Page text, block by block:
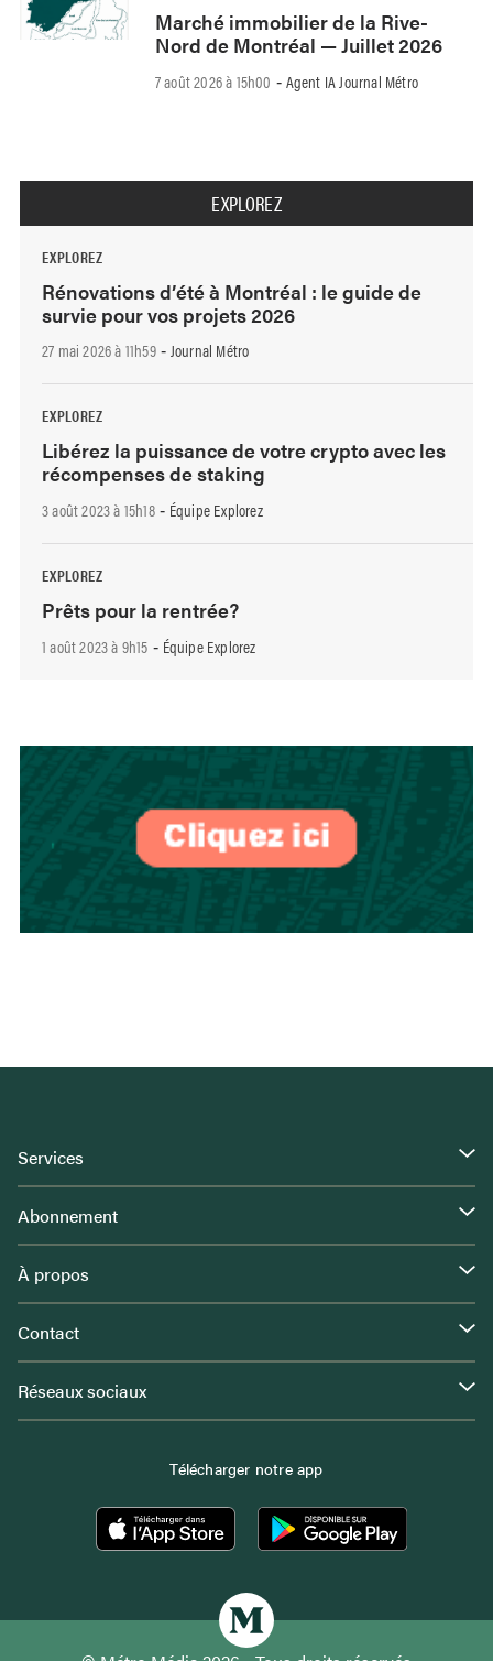
Marché immobilier de la Rive-
Nord de Montréal — Juillet 2026
7 août 2026 à 15h00 - Agent IA Journal Métro
EXPLOREZ
EXPLOREZ
Rénovations d’été à Montréal : le guide de
survie pour vos projets 2026
27 mai 2026 à 11h59- Journal Métro
EXPLOREZ
Libérez la puissance de votre crypto avec les
récompenses de staking
3 août 2023 à 15h18- Équipe Explorez
EXPLOREZ
Prêts pour la rentrée?
1 août 2023 à 9h15 - Équipe Explorez
Services
Abonnement
À propos
Contact
Réseaux sociaux
Télécharger notre app